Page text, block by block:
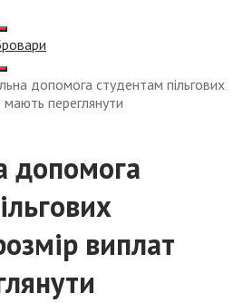
допомога студентам пільгових
мають переглянути
допомога
виплат